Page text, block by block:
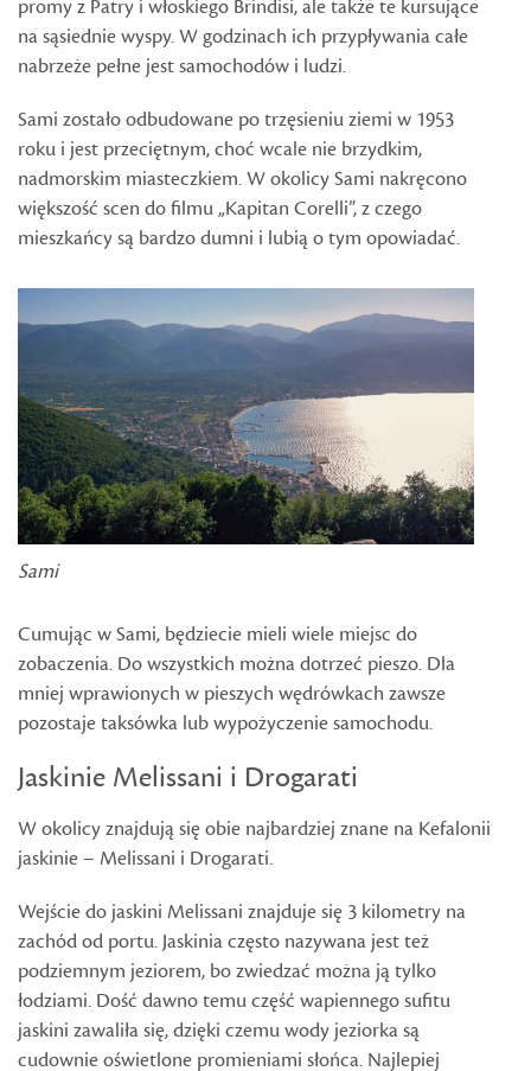
promy z Patry i włoskiego Brindisi, ale także te kursujące
na sąsiednie wyspy. W godzinach ich przypływania całe
nabrzeże pełne jest samochodów i ludzi.
Sami zostało odbudowane po trzęsieniu ziemi w 1953
roku i jest przeciętnym, choć wcale nie brzydkim,
nadmorskim miasteczkiem. W okolicy Sami nakręcono
większość scen do filmu „Kapitan Corelli”, z czego
mieszkańcy są bardzo dumni i lubią o tym opowiadać.
Sami
Cumując w Sami, będziecie mieli wiele miejsc do
zobaczenia. Do wszystkich można dotrzeć pieszo. Dla
mniej wprawionych w pieszych wędrówkach zawsze
pozostaje taksówka lub wypożyczenie samochodu.
Jaskinie Melissani i Drogarati
W okolicy znajdują się obie najbardziej znane na Kefalonii
jaskinie – Melissani i Drogarati.
Wejście do jaskini Melissani znajduje się 3 kilometry na
zachód od portu. Jaskinia często nazywana jest też
podziemnym jeziorem, bo zwiedzać można ją tylko
łodziami. Dość dawno temu część wapiennego sufitu
jaskini zawaliła się, dzięki czemu wody jeziorka są
cudownie oświetlone promieniami słońca. Najlepiej